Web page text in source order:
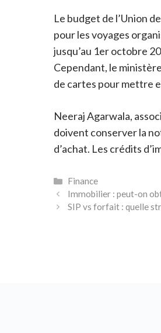
Le budget de l’Union
pour les voyages
jusqu’au 1er octobre
Cependant, le
de cartes pour mettre
Neeraj Agarwala,
doivent conserver la
d’achat. Les crédits
Catégories
Finance
Immobilier : peut-on
SIP vs forfait : quelle